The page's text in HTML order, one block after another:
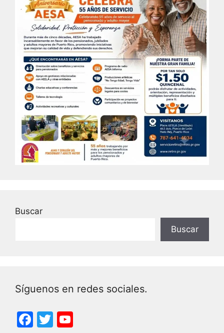
Buscar
Buscar
Síguenos en redes sociales.
F
T